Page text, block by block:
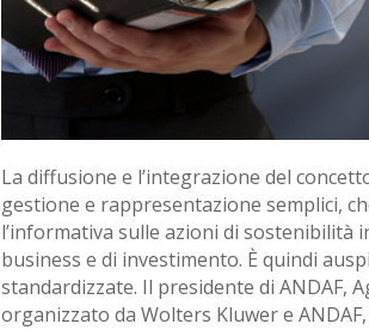
La diffusione e l’integrazione del
gestione e rappresentazione semplici,
l’informativa sulle azioni di
business e di investimento. È quindi
standardizzate. Il presidente di ANDAF,
organizzato da Wolters Kluwer e